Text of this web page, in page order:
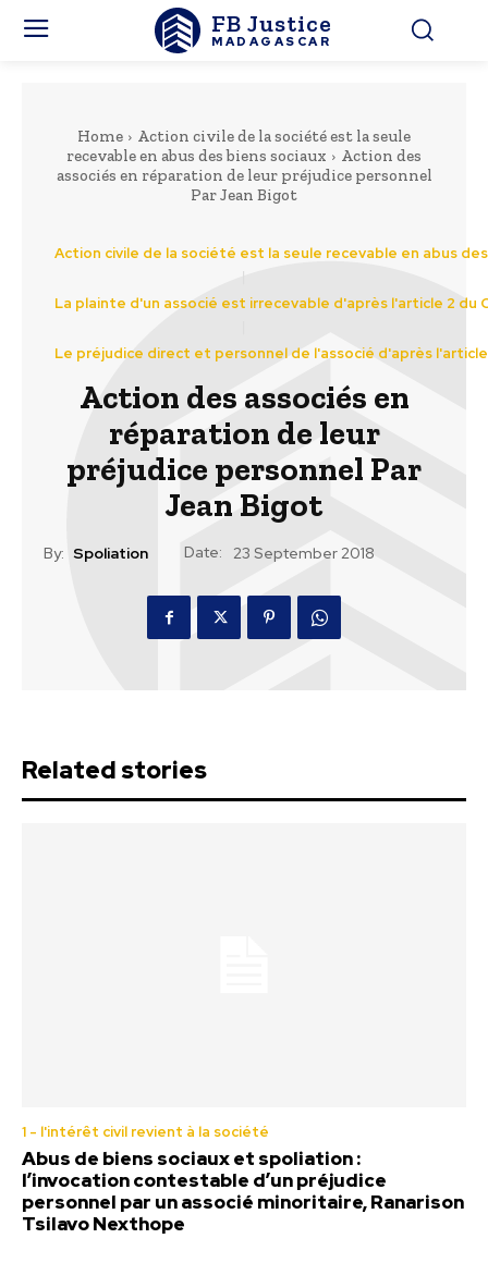
FB Justice
MADAGASCAR
Home
Action civile de la société est la seule
recevable en abus des biens sociaux
Action des
associés en réparation de leur préjudice personnel
Par Jean Bigot
Action civile de la société est la seule recevable en abus
La plainte d'un associé est irrecevable d'après l'article 2 du
Le préjudice direct et personnel de l'associé d'après
Action des associés en
réparation de leur
préjudice personnel Par
Jean Bigot
By: Spoliation Date: 23 September 2018
Related stories
1 - l'intérêt civil revient à la société
Abus de biens sociaux et spoliation :
l’invocation contestable d’un préjudice
personnel par un associé minoritaire, Ranarison
Tsilavo Nexthope